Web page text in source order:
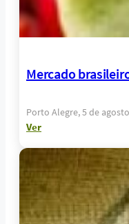
Mercado
Porto Alegre, 5 de
Ver